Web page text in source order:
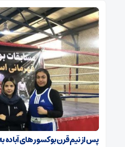
پس از نیم قرن بوکسور های